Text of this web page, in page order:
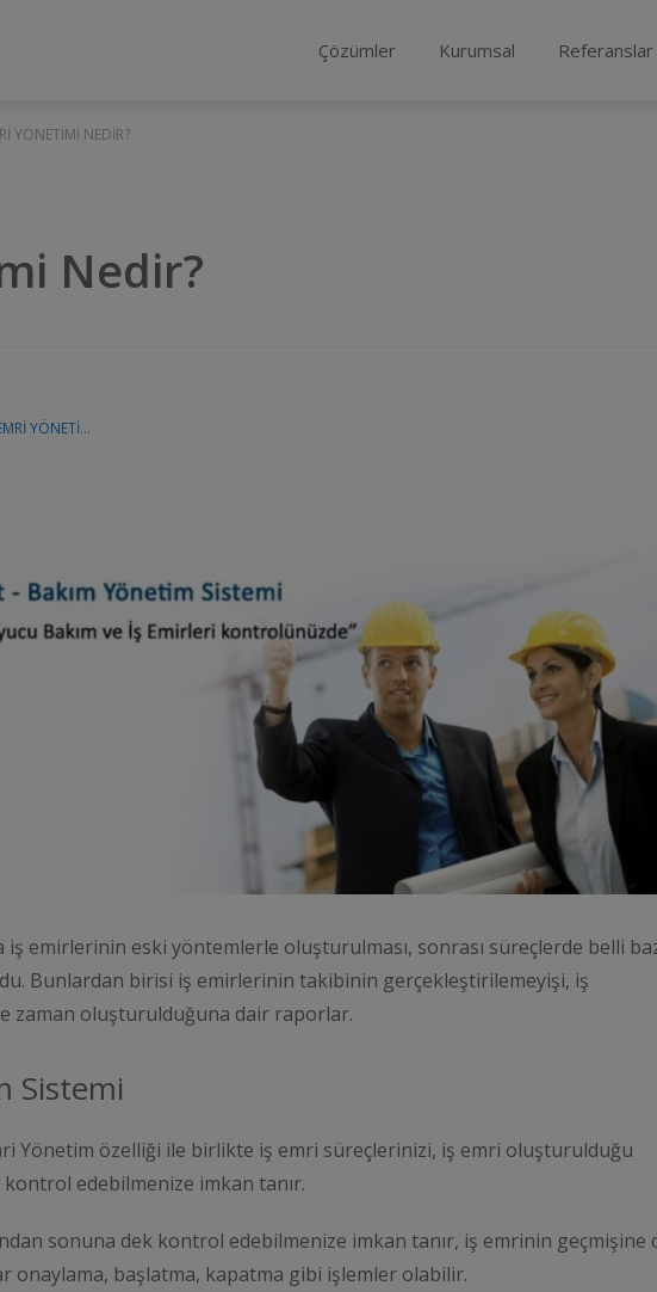
Çözümler Kurumsal Referanslar
YÖNETIMI NEDIR?
Nedir?
İŞ EMRI YÖNETIMI NEDIR
emirlerinin eski yöntemlerle oluşturulması, sonrası süreçlerde belli
Bunlardan birisi iş emirlerinin takibinin gerçekleştirilemeyişi, iş
zaman oluşturulduğuna dair raporlar.
Sistemi
Yönetim özelliği ile birlikte iş emri süreçlerinizi, iş emri oluşturulduğu
edebilmenize imkan tanır.
sonuna dek kontrol edebilmenize imkan tanır, iş emrinin geçmişine
onaylama, başlatma, kapatma gibi işlemler olabilir.